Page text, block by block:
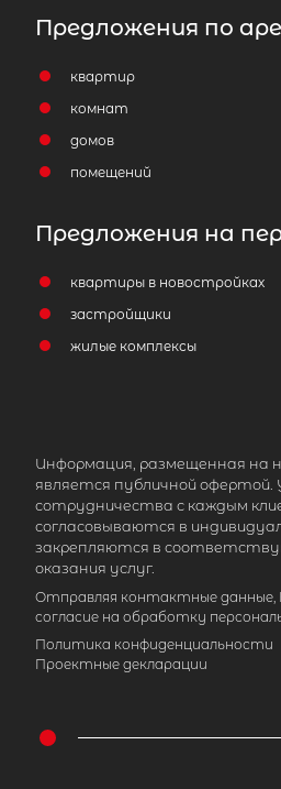
Предложения по
квартир
комнат
домов
помещений
Предложения на
квартиры в новостройках
застройщики
жилые комплексы
Информация, размещенная на
является публичной офертой.
сотрудничества с каждым
согласовываются в
закрепляются в
оказания услуг.
Отправляя контактные данные,
согласие на обработку
Политика конфиденциальности
Проектные декларации